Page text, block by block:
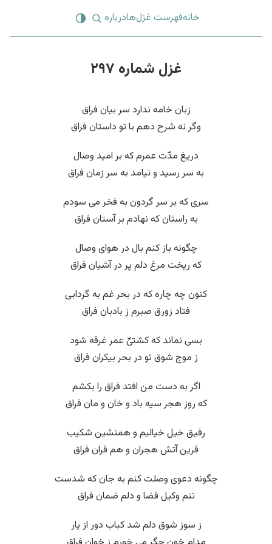
خانهفهرست غزل‌هادرباره
غزل شماره ۲۹۷
زبان خامه ندارد سر بیان فراق
وگر نه شرح دهم با تو داستان فراق
دریغ مدّت عمرم که بر امید وصال
به سر رسید و نیامد به سر زمان فراق
سری که بر سر گردون به فخر می سودم
به راستان که نهادم بر آستان فراق
چگونه باز کنم بال در هوای وصال
که ریخت مرغ دلم پر در آشیان فراق
کنون چه چاره که در بحر غم به گردابی
فتاد زورق صبرم ز بادبان فراق
بسی نماند که کشتیِّ عمر غرقه شود
ز موج شوق تو در بحر بیکران فراق
اگر به دست من افتد فراق را بکشم
که روز هجر سیه باد و خان و مان فراق
رفیق خیل خیالیم و همنشین شکیب
قرین آتش هجران و هم قران فراق
چگونه دعوی وصلت کنم به جان که شدست
تنم وکیل قضا و دلم ضمان فراق
ز سوز شوق دلم شد کباب دور از یار